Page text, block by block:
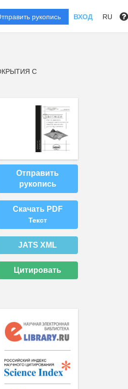
рукопись ВХОД RU
С
Отправить
рукопись
Скачать PDF
Текст
JATS XML
Цитировать